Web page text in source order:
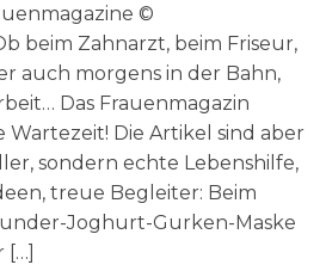
©
beim Zahnarzt, beim Friseur,
auch morgens in der Bahn,
Das Frauenmagazin
Die Artikel sind aber
sondern echte Lebenshilfe,
treue Begleiter: Beim
Joghurt-Gurken-Maske
[…]